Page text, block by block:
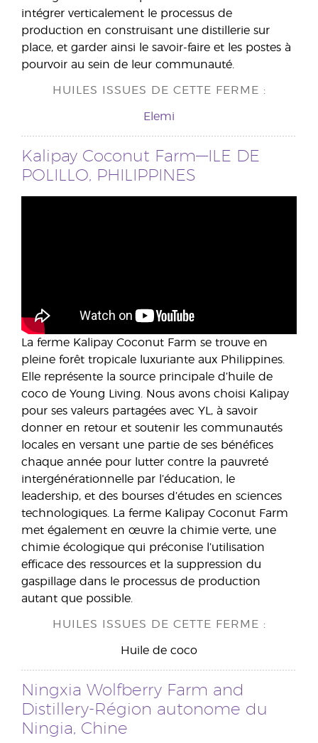
intégrer verticalement le processus de
production en construisant une distillerie sur
place, et garder ainsi le savoir-faire et les postes à
pourvoir au sein de leur communauté.
HUILES ISSUES DE CETTE FERME :
Elemi
Kalipay Coconut Farm—ILE DE
POLILLO, PHILIPPINES
La ferme Kalipay Coconut Farm se trouve en
pleine forêt tropicale luxuriante aux Philippines.
Elle représente la source principale d’huile de
coco de Young Living. Nous avons choisi Kalipay
pour ses valeurs partagées avec YL, à savoir
donner en retour et soutenir les communautés
locales en versant une partie de ses bénéfices
chaque année pour lutter contre la pauvreté
intergénérationnelle par l’éducation, le
leadership, et des bourses d’études en sciences
technologiques. La ferme Kalipay Coconut Farm
met également en œuvre la chimie verte, une
chimie écologique qui préconise l’utilisation
efficace des ressources et la suppression du
gaspillage dans le processus de production
autant que possible.
HUILES ISSUES DE CETTE FERME :
Huile de coco
Ningxia Wolfberry Farm and
Distillery-Région autonome du
Ningia, Chine